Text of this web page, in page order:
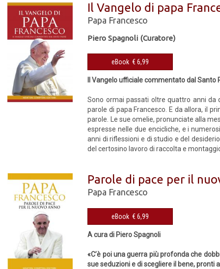
Il Vangelo di papa
Papa Francesco
Piero Spagnoli (Curatore)
eBook € 6,99
Il Vangelo ufficiale commentato dal Santo
Sono ormai passati oltre quattro anni
parole di papa Francesco. E da allora, il
parole. Le sue omelie, pronunciate alla
espresse nelle due encicliche, e i
anni di riflessioni e di studio e del
del certosino lavoro di raccolta e
Parole di pace per il
Papa Francesco
eBook € 6,99
A cura di Piero Spagnoli
«C’è poi una guerra più profonda che
sue seduzioni e di scegliere il bene, pronti